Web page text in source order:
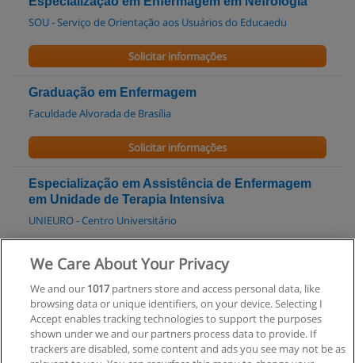
SOU - Serviço de Orientação aos Usuários do Educaedu
Solicitar informações
Graduação em Enfermagem
Faculdade Alvorada de Brasília
Solicitar informações
Especialização em Assistência de Enfermagem
em Unidade de Terapia Intensiva
UNIEURO - Centro Universitário
Solicitar informações
Curso de Enfermagem em PSF
Central HONOS de Cursos
Solicitar informações
We Care About Your Privacy
We and our 1017partners store and access personal data, like
browsing data or unique identifiers, on your device. Selecting I
Accept enables tracking technologies to support the purposes
shown under we and our partners process data to provide. If
trackers are disabled, some content and ads you see may not be as